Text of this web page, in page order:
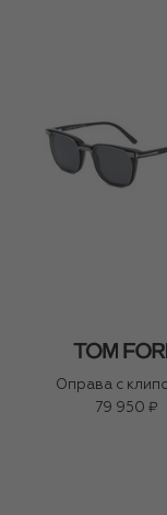
Оправа с
79 950 ₽